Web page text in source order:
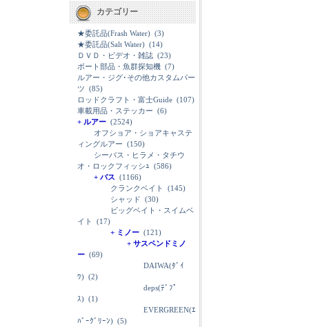
カテゴリー
★委託品(Frash Water) (3)
★委託品(Salt Water) (14)
ＤＶＤ・ビデオ・雑誌 (23)
ボート部品・魚群探知機 (7)
ルアー・ジグ･その他カスタムパー
ツ (85)
ロッドクラフト・富士Guide (107)
車載用品・ステッカー (6)
+ ルアー (2524)
オフショア・ショアキャステ
ィングルアー (150)
シーバス・ヒラメ・タチウ
オ・ロックフィッシｭ (586)
+ バス (1166)
クランクベイト
(145)
シャッド (30)
ビッグベイト・スイムベ
イト
(17)
+ ミノー (121)
+ サスペンドミノ
ー (69)
DAIWA(ﾀﾞｲ
ﾜ) (2)
deps(ﾃﾞﾌﾟ
ｽ) (1)
EVERGREEN(ｴ
ﾊﾞｰｸﾞﾘｰﾝ) (5)